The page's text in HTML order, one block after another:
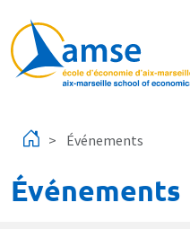
Événements
Événements